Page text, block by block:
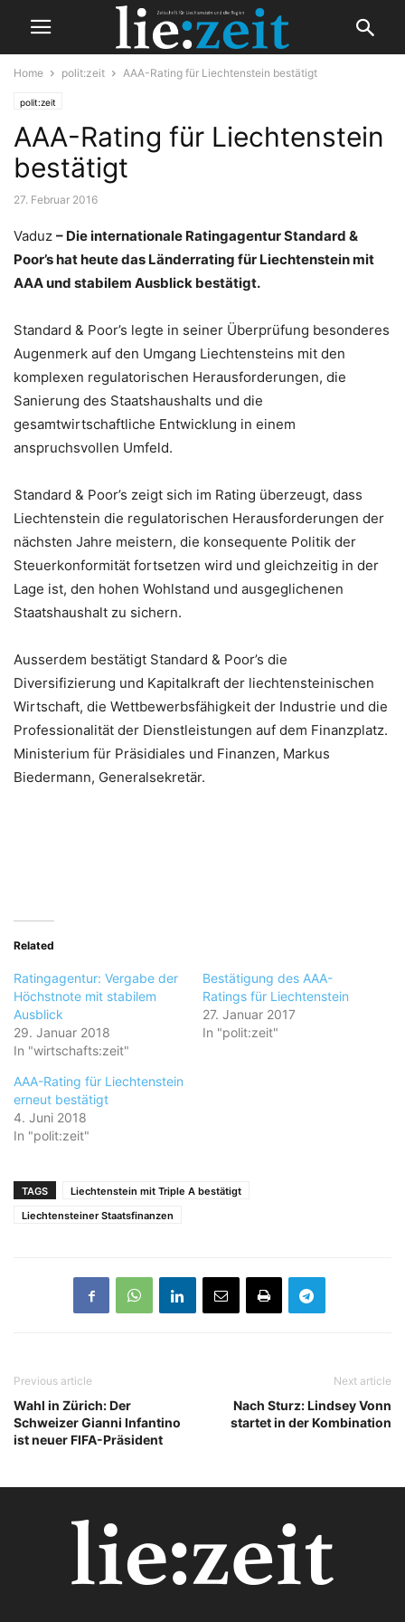
Home polit:zeit AAA-Rating für Liechtenstein bestätigt
polit:zeit
AAA-Rating für Liechtenstein
bestätigt
27. Februar 2016
Vaduz – Die internationale Ratingagentur Standard &
Poor’s hat heute das Länderrating für Liechtenstein mit
AAA und stabilem Ausblick bestätigt.
Standard & Poor’s legte in seiner Überprüfung besonderes
Augenmerk auf den Umgang Liechtensteins mit den
komplexen regulatorischen Herausforderungen, die
Sanierung des Staatshaushalts und die
gesamtwirtschaftliche Entwicklung in einem
anspruchsvollen Umfeld.
Standard & Poor’s zeigt sich im Rating überzeugt, dass
Liechtenstein die regulatorischen Herausforderungen der
nächsten Jahre meistern, die konsequente Politik der
Steuerkonformität fortsetzen wird und gleichzeitig in der
Lage ist, den hohen Wohlstand und ausgeglichenen
Staatshaushalt zu sichern.
Ausserdem bestätigt Standard & Poor’s die
Diversifizierung und Kapitalkraft der liechtensteinischen
Wirtschaft, die Wettbewerbsfähigkeit der Industrie und die
Professionalität der Dienstleistungen auf dem Finanzplatz.
Ministerium für Präsidiales und Finanzen, Markus
Biedermann, Generalsekretär.
Related
Ratingagentur: Vergabe der
Höchstnote mit stabilem
Ausblick
29. Januar 2018
In "wirtschafts:zeit"
Bestätigung des AAA-
Ratings für Liechtenstein
27. Januar 2017
In "polit:zeit"
AAA-Rating für Liechtenstein
erneut bestätigt
4. Juni 2018
In "polit:zeit"
TAGS
Liechtenstein mit Triple A bestätigt
Liechtensteiner Staatsfinanzen
Previous article
Wahl in Zürich: Der
Schweizer Gianni Infantino
ist neuer FIFA-Präsident
Next article
Nach Sturz: Lindsey Vonn
startet in der Kombination